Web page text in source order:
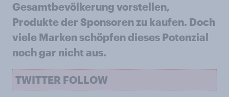
Gesamtbevölkerung vorstellen,
Produkte der Sponsoren zu kaufen. Doch
viele Marken schöpfen dieses Potenzial
noch gar nicht aus.
TWITTER FOLLOW